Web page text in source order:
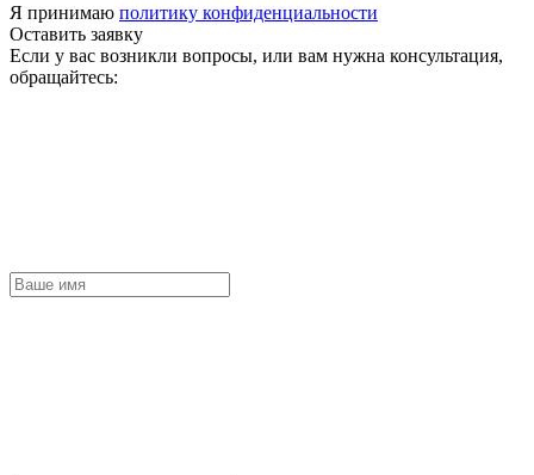
Я принимаю политику конфиденциальности
Оставить заявку
Если у вас возникли вопросы, или вам нужна консультация,
обращайтесь: